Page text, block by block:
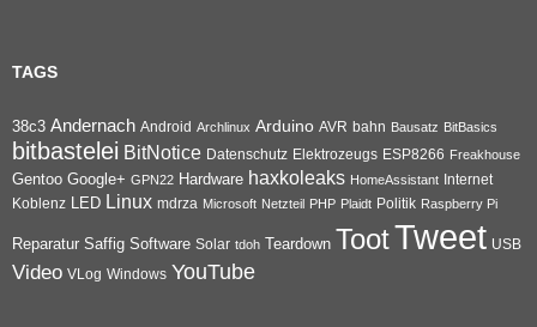
TAGS
38c3 Andernach Android Archlinux Arduino AVR bahn Bausatz BitBasics
bitbastelei BitNotice Datenschutz Elektrozeugs ESP8266 Freakhouse
Gentoo Google+ GPN22 Hardware haxkoleaks HomeAssistant Internet
Koblenz LED Linux mdrza Microsoft Netzteil PHP Plaidt Politik Raspberry Pi
Reparatur Saffig Software Solar tdoh Teardown TootTweet USB
Video VLog Windows YouTube